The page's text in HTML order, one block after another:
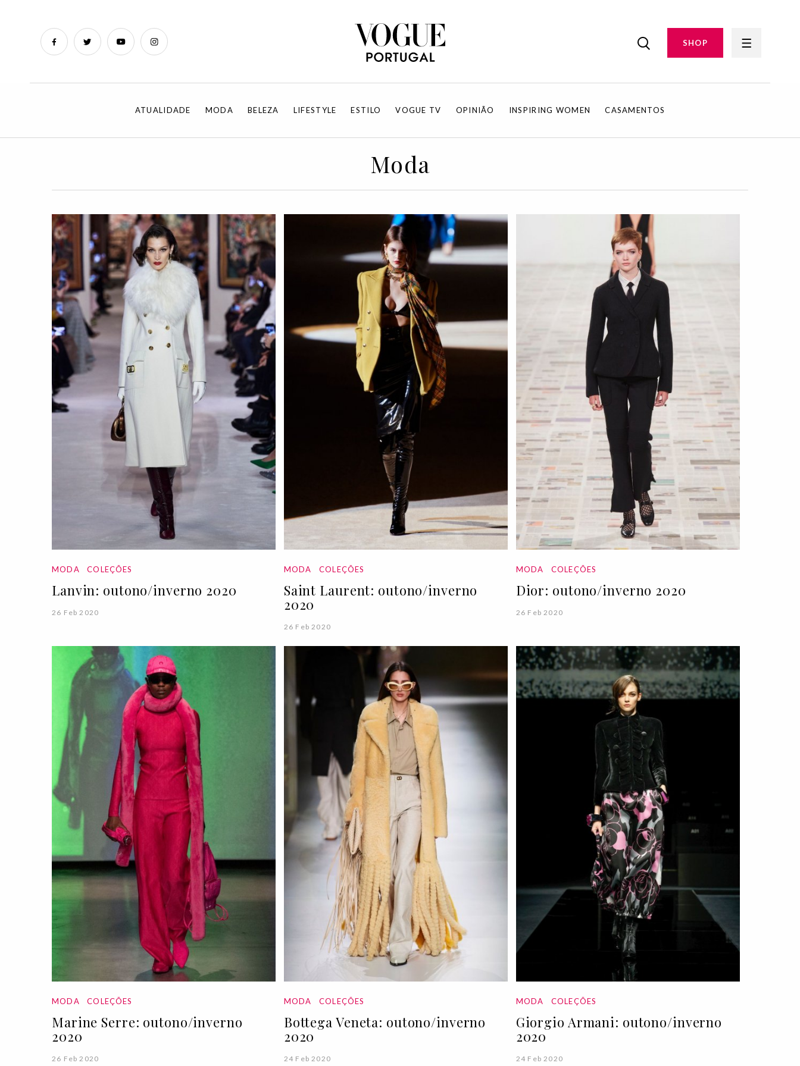
SHOP
ATUALIDADE MODA BELEZA LIFESTYLE ESTILO VOGUE TV OPINIÃO INSPIRING WOMEN CASAMENTOS
Moda
MODA COLEÇÕES
Lanvin: outono/inverno 2020
26 Feb 2020
MODA COLEÇÕES
Saint Laurent: outono/inverno
2020
26 Feb 2020
MODA COLEÇÕES
Dior: outono/inverno 2020
26 Feb 2020
MODA COLEÇÕES
Marine Serre: outono/inverno
2020
26 Feb 2020
MODA COLEÇÕES
Bottega Veneta: outono/inverno
2020
24 Feb 2020
MODA COLEÇÕES
Giorgio Armani: outono/inverno
2020
24 Feb 2020